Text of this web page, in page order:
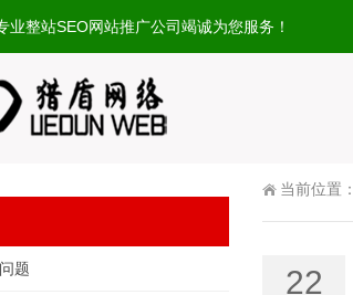
业整站SEO网站推广公司竭诚为您服务！
当前位置：
22
题